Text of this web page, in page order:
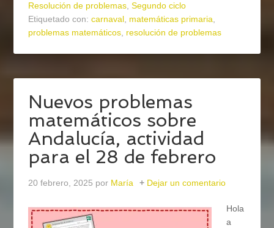
Resolución de problemas,Segundo ciclo
Etiquetado con:carnaval, matemáticas primaria,
problemas matemáticos, resolución de problemas
Nuevos problemas
matemáticos sobre
Andalucía, actividad
para el 28 de febrero
20 febrero, 2025 por María Dejar un comentario
Hola
a